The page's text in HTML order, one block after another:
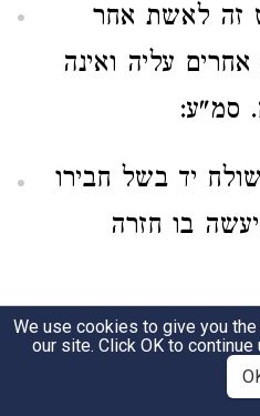
זה לאשת אחר
עליה ואינה
סמ"ע:
יד בשל חבירו
בו חזרה
רוצה להשלים
ש"ך:
We use cookies to give you
our site. Click OK to continue